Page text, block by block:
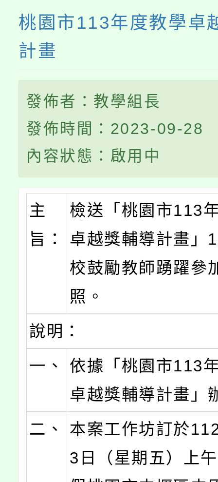
桃園市113年度教學卓
計畫
發佈者：教學組長
發佈時間：2023-09-28
內容狀態：啟用中
主
旨：
檢送「桃園市113
卓越獎輔導計畫」
校鼓勵教師踴躍參
照。
說明：
一、
依據「桃園市113
卓越獎輔導計畫」
二、
本案工作坊訂於
3日（星期五）上